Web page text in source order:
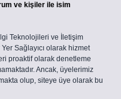
ve kişiler ile isim
Teknolojileri ve İletişim
Sağlayıcı olarak hizmet
proaktif olarak denetleme
Ancak, üyelerimiz
olup, siteye üye olarak bu